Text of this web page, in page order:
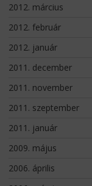
2012. március
2012. február
2012. január
2011. december
2011. november
2011. szeptember
2011. január
2009. május
2006. április